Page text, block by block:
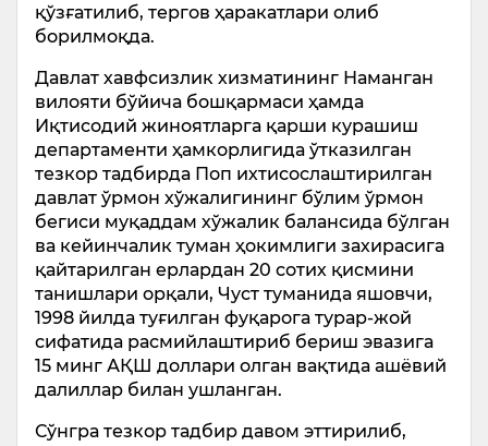
қўзғатилиб, тергов ҳаракатлари олиб
борилмоқда.
Давлат хавфсизлик хизматининг Наманган
вилояти бўйича бошқармаси ҳамда
Иқтисодий жиноятларга қарши курашиш
департаменти ҳамкорлигида ўтказилган
тезкор тадбирда Поп ихтисослаштирилган
давлат ўрмон хўжалигининг бўлим ўрмон
бегиси муқаддам хўжалик балансида бўлган
ва кейинчалик туман ҳокимлиги захирасига
қайтарилган ерлардан 20 сотих қисмини
танишлари орқали, Чуст туманида яшовчи,
1998 йилда туғилган фуқарога турар-жой
сифатида расмийлаштириб бериш эвазига
15 минг АҚШ доллари олган вақтида ашёвий
далиллар билан ушланган.
Сўнгра тезкор тадбир давом эттирилиб,